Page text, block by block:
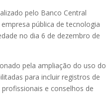
pelo Banco Central
pública de tecnologia
no dia 6 de dezembro de
pela ampliação do uso do
para incluir registros de
e conselhos de